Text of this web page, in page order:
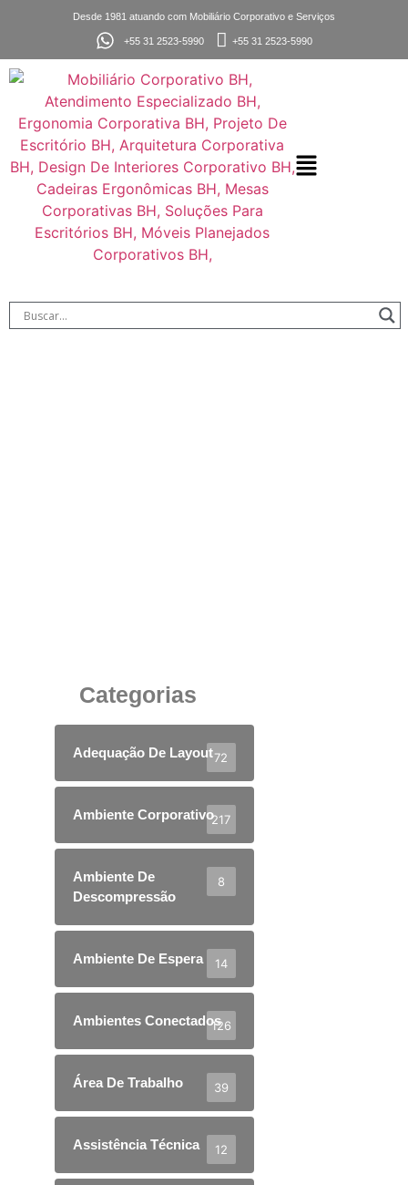
Desde 1981 atuando com Mobiliário Corporativo e Serviços
+55 31 2523-5990 +55 31 2523-5990
Categorias
Adequação De Layout72
Ambiente Corporativo217
Ambiente De
Descompressão
8
Ambiente De Espera 14
Ambientes Conectados126
Área De Trabalho 39
Assistência Técnica 12